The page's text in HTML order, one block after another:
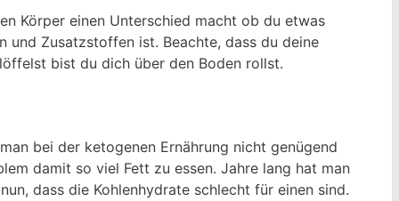
Körper einen Unterschied macht ob du etwas
Zusatzstoffen ist. Beachte, dass du deine
bist du dich über den Boden rollst.
bei der ketogenen Ernährung nicht genügend
damit so viel Fett zu essen. Jahre lang hat man
dass die Kohlenhydrate schlecht für einen sind.